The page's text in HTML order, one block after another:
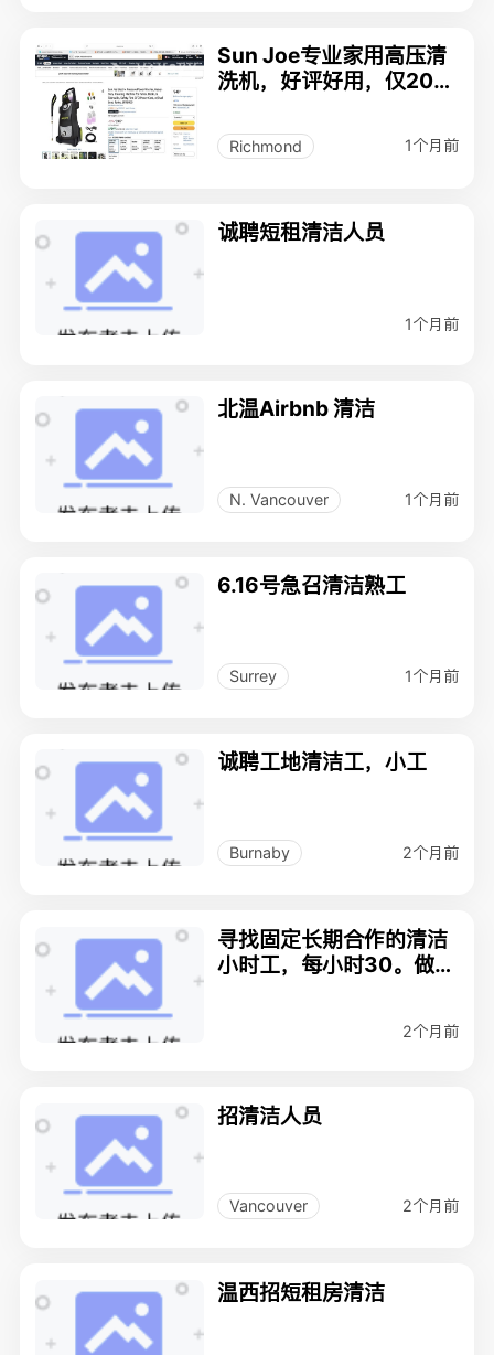
Sun Joe专业家用高压清
洗机，好评好用，仅200
Richmond 1个月前
诚聘短租清洁人员
1个月前
北温Airbnb 清洁
N. Vancouver 1个月前
6.16号急召清洁熟工
Surrey 1个月前
诚聘工地清洁工，小工
Burnaby 2个月前
寻找固定长期合作的清洁
小时工，每小时30。做短
2个月前
招清洁人员
Vancouver 2个月前
温西招短租房清洁